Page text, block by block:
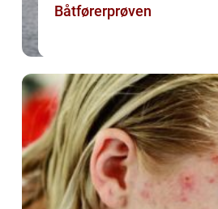
Båtførerprøven